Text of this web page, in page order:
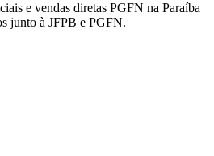
e vendas diretas PGFN na Paraíba
junto à JFPB e PGFN.